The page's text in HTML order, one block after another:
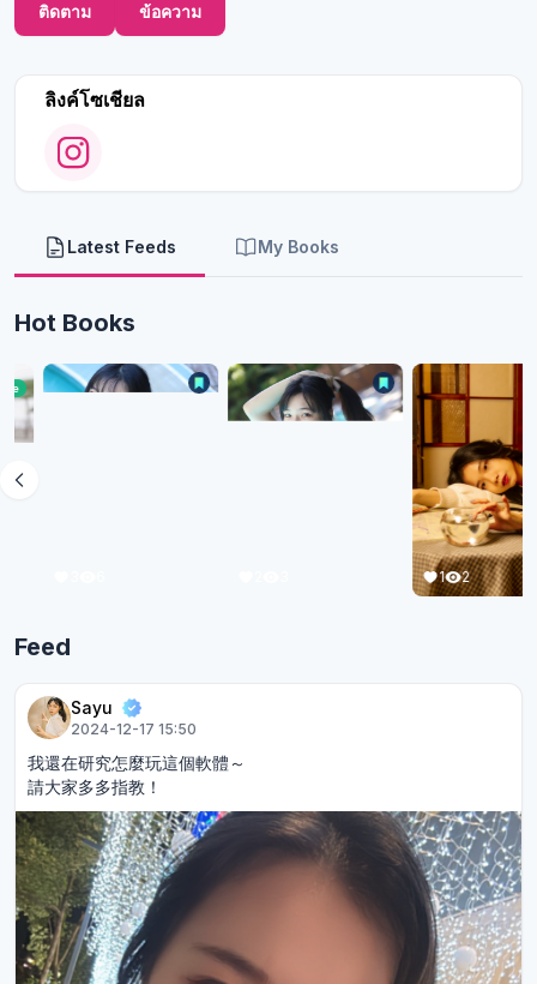
ติดตาม ข้อความ
ลิงค์โซเชียล
Latest Feeds My Books
Hot Books
1 2
Feed
Sayu
2024-12-17 15:50
我還在研究怎麼玩這個軟體～
請大家多多指教！